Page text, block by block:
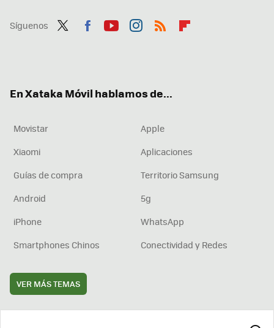
Síguenos
En Xataka Móvil hablamos de...
Movistar
Apple
Xiaomi
Aplicaciones
Guías de compra
Territorio Samsung
Android
5g
iPhone
WhatsApp
Smartphones Chinos
Conectividad y Redes
VER MÁS TEMAS